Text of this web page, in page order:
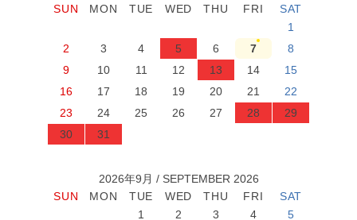
1
2
3 4 5 6 7
8
9
10 11 12 13 14
15
16
17 18 19 20 21
22
23
24 25 26 27 28
29
30
31
2026年9月 / SEPTEMBER 2026
1 2 3 4 5